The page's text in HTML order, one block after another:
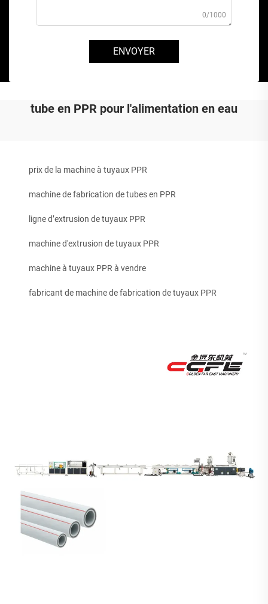
0/1000
ENVOYER
tube en PPR pour l'alimentation en eau
prix de la machine à tuyaux PPR
machine de fabrication de tubes en PPR
ligne d’extrusion de tuyaux PPR
machine d'extrusion de tuyaux PPR
machine à tuyaux PPR à vendre
fabricant de machine de fabrication de tuyaux PPR